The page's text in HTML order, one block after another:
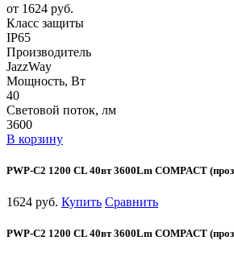
от 1624 руб.
Класс защиты
IP65
Производитель
JazzWay
Мощность, Вт
40
Световой поток, лм
3600
В корзину
PWP-С2 1200 CL 40вт 3600Lm COMPACT
1624 руб. Купить Сравнить
PWP-С2 1200 CL 40вт 3600Lm COMPACT